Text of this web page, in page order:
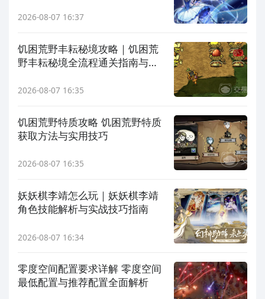
2026-08-07 16:37
饥困荒野丰耘秘境攻略｜饥困荒
野丰耘秘境全流程通关指南与资
2026-08-07 16:35
饥困荒野特质攻略 饥困荒野特质
获取方法与实用技巧
2026-08-07 16:35
妖妖棋李靖怎么玩｜妖妖棋李靖
角色技能解析与实战技巧指南
2026-08-07 16:34
零度空间配置要求详解 零度空间
最低配置与推荐配置全面解析